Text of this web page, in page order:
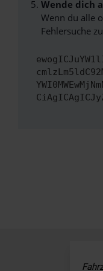
Wende dich
Wenn du alle
Fehlersuche